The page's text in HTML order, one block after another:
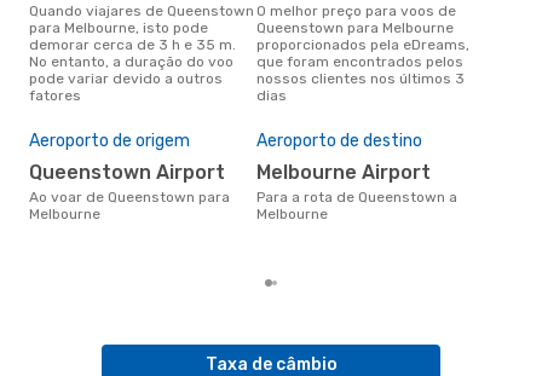
Quando viajares de Queenstown
para Melbourne, isto pode
demorar cerca de 3 h e 35 m.
No entanto, a duração do voo
pode variar devido a outros
fatores
O melhor preço para voos de
Queenstown para Melbourne
proporcionados pela eDreams,
que foram encontrados pelos
nossos clientes nos últimos 3
dias
Aeroporto de origem
Queenstown Airport
Ao voar de Queenstown para
Melbourne
Aeroporto de destino
Melbourne Airport
Para a rota de Queenstown a
Melbourne
Taxa de câmbio